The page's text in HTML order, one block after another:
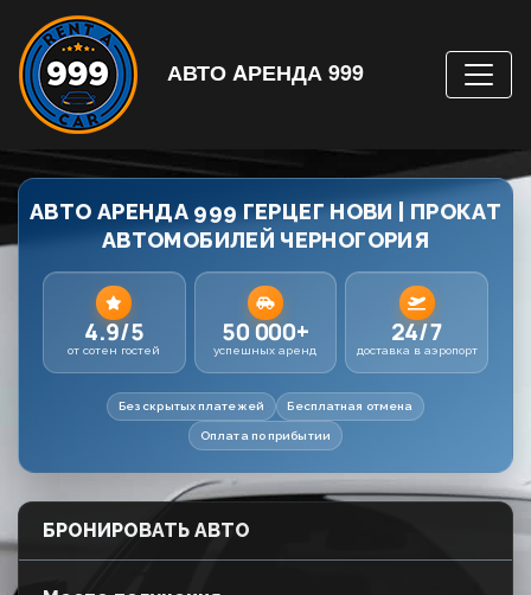
АВТО AРЕНДА 999
АВТО АРЕНДА 999 ГЕРЦЕГ НОВИ | ПРОКАТ
АВТОМОБИЛЕЙ ЧЕРНОГОРИЯ
4.9/5
от сотен гостей
50 000+
успешных аренд
24/7
доставка в аэропорт
Без скрытых платежей Бесплатная отмена
Оплата по прибытии
БРОНИРОВАТЬ АВТО